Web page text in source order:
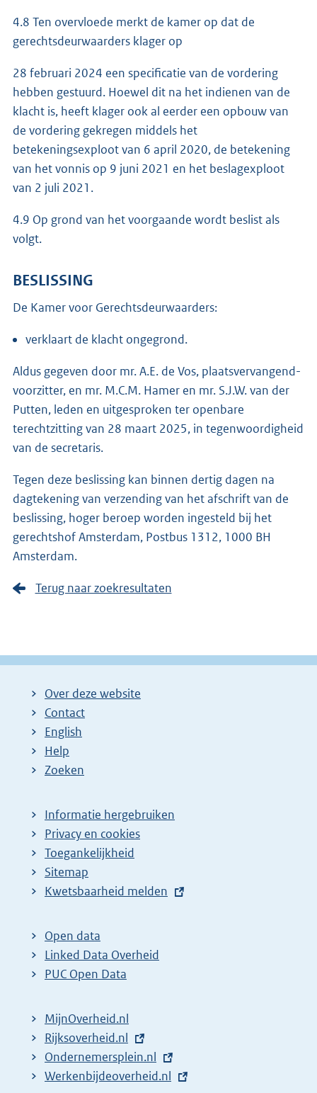
4.8 Ten overvloede merkt de kamer op dat de
gerechtsdeurwaarders klager op
28 februari 2024 een specificatie van de vordering
hebben gestuurd. Hoewel dit na het indienen van de
klacht is, heeft klager ook al eerder een opbouw van
de vordering gekregen middels het
betekeningsexploot van 6 april 2020, de betekening
van het vonnis op 9 juni 2021 en het beslagexploot
van 2 juli 2021.
4.9 Op grond van het voorgaande wordt beslist als
volgt.
BESLISSING
De Kamer voor Gerechtsdeurwaarders:
verklaart de klacht ongegrond.
Aldus gegeven door mr. A.E. de Vos, plaatsvervangend-
voorzitter, en mr. M.C.M. Hamer en mr. S.J.W. van der
Putten, leden en uitgesproken ter openbare
terechtzitting van 28 maart 2025, in tegenwoordigheid
van de secretaris.
Tegen deze beslissing kan binnen dertig dagen na
dagtekening van verzending van het afschrift van de
beslissing, hoger beroep worden ingesteld bij het
gerechtshof Amsterdam, Postbus 1312, 1000 BH
Amsterdam.
Terug naar zoekresultaten
Over deze website
Contact
English
Help
Zoeken
Informatie hergebruiken
Privacy en cookies
Toegankelijkheid
Sitemap
E
t
e
r
l
i
n
k
Kwetsbaarheid melden
Open data
Linked Data Overheid
PUC Open Data
MijnOverheid.nl
E
x
t
Rijksoverheid.nl
E
x
Ondernemersplein.nl
E
Werkenbijdeoverheid.nl